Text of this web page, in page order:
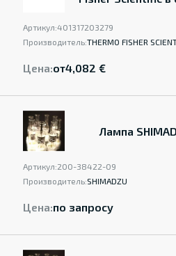
Артикул:401317203279
Производитель:THERMO FISHER
Цена:от4,082 €
Лампа
Артикул:200-38422-09
Производитель:SHIMADZU
Цена:по запросу